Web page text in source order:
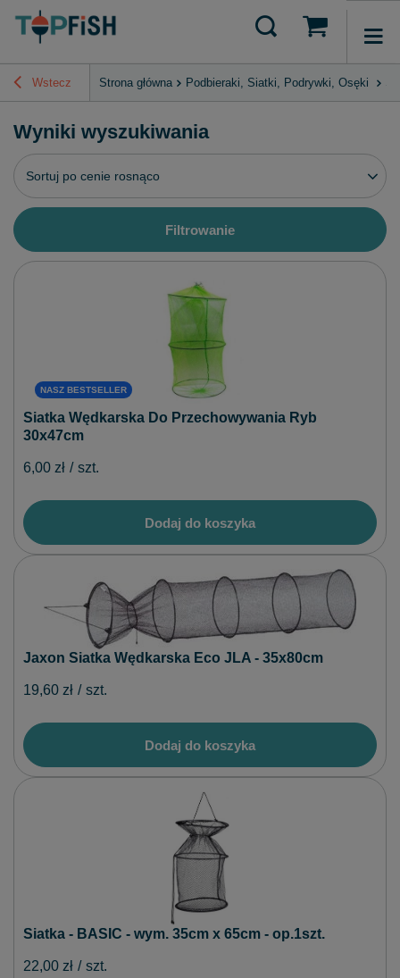
Wstecz Strona główna Podbieraki, Siatki, Podrywki, Osęki
Wyniki wyszukiwania
Zmień sortowanie
Sortuj po cenie rosnąco
Filtrowanie
NASZ BESTSELLER
Siatka Wędkarska Do Przechowywania Ryb
30x47cm
6,00 zł / szt.
Dodaj do koszyka
Jaxon Siatka Wędkarska Eco JLA - 35x80cm
19,60 zł / szt.
Dodaj do koszyka
Siatka - BASIC - wym. 35cm x 65cm - op.1szt.
22,00 zł / szt.